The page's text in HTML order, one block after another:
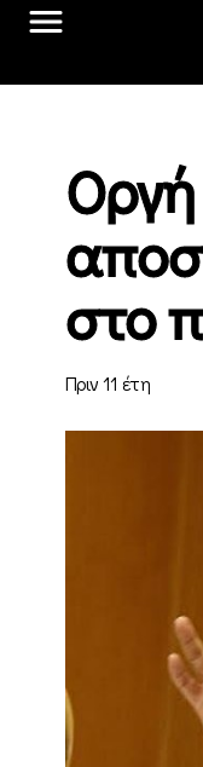
Οργή
στο
Πριν 11 έτη